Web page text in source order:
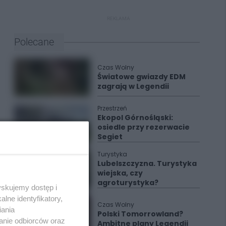
Polecane
Czas Wolny
Światowe gwiazdy EDM
zagrają w Legendii
Przestrzeń
Ekopol Górnośląski:
osiedle przy rezerwacie
Segiet
Turystyka
Lubelszczyzna. Turystyka
wiejska, czy
agroturystyka?
Czas Wolny
Polski Tomorrowland?
Ambitne plany Legendii
dostęp i
identyfikatory,
odbiorców oraz